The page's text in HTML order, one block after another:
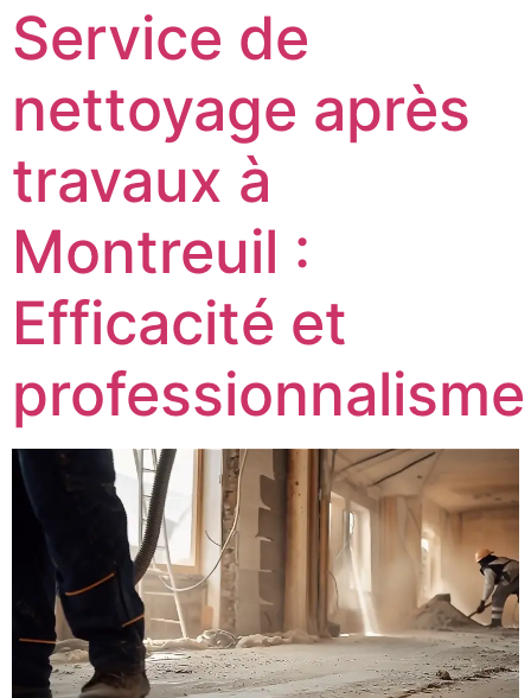
Service de
nettoyage après
travaux à
Montreuil :
Efficacité et
professionnalisme